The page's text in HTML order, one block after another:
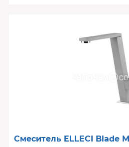
Смеситель ELLECI Blade